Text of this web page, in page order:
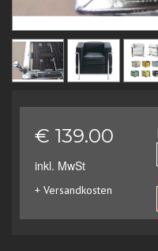
€ 139.00
inkl. MwSt
+ Versandkosten